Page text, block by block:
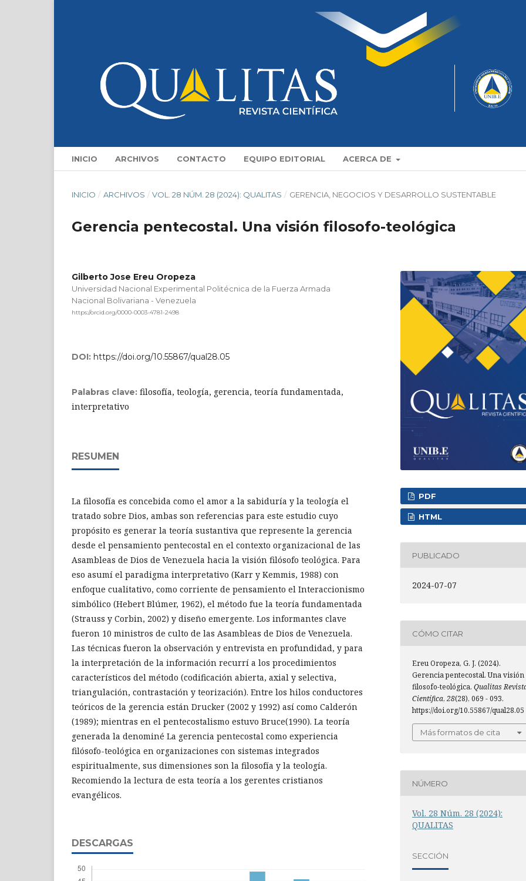
INICIO ARCHIVOS CONTACTO EQUIPO EDITORIAL ACERCA DE
INICIO / ARCHIVOS / VOL. 28 NÚM. 28 (2024): QUALITAS / GERENCIA, NEGOCIOS Y DESARROLLO SUSTENTABLE
Gerencia pentecostal. Una visión filosofo-teológica
Gilberto Jose Ereu Oropeza
Universidad Nacional Experimental Politécnica de la Fuerza Armada
Nacional Bolivariana - Venezuela
https://orcid.org/0000-0003-4781-2498
DOI: https://doi.org/10.55867/qual28.05
Palabras clave: filosofía, teología, gerencia, teoría fundamentada,
interpretativo
RESUMEN
La filosofía es concebida como el amor a la sabiduría y la teología el
tratado sobre Dios, ambas son referencias para este estudio cuyo
propósito es generar la teoría sustantiva que represente la gerencia
desde el pensamiento pentecostal en el contexto organizacional de las
Asambleas de Dios de Venezuela hacia la visión filósofo teológica. Para
eso asumí el paradigma interpretativo (Karr y Kemmis, 1988) con
enfoque cualitativo, como corriente de pensamiento el Interaccionismo
simbólico (Hebert Blúmer, 1962), el método fue la teoría fundamentada
(Strauss y Corbin, 2002) y diseño emergente. Los informantes clave
fueron 10 ministros de culto de las Asambleas de Dios de Venezuela.
Las técnicas fueron la observación y entrevista en profundidad, y para
la interpretación de la información recurrí a los procedimientos
característicos del método (codificación abierta, axial y selectiva,
triangulación, contrastación y teorización). Entre los hilos conductores
teóricos de la gerencia están Drucker (2002 y 1992) así como Calderón
(1989); mientras en el pentecostalismo estuvo Bruce(1990). La teoría
generada la denominé La gerencia pentecostal como experiencia
filósofo-teológica en organizaciones con sistemas integrados
espiritualmente, sus dimensiones son la filosofía y la teología.
Recomiendo la lectura de esta teoría a los gerentes cristianos
evangélicos.
DESCARGAS
PDF
HTML
PUBLICADO
2024-07-07
CÓMO CITAR
Ereu Oropeza, G. J. (2024).
Gerencia pentecostal. Una visión
filosofo-teológica. Qualitas
Científica, 28(28), 069 - 093.
https://doi.org/10.55867/qual28.05
Más formatos de cita
NÚMERO
Vol. 28 Núm. 28 (2024):
QUALITAS
SECCIÓN